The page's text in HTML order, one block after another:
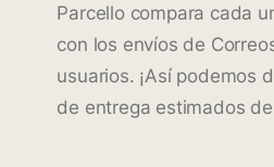
Parcello compara cada
con los envíos de
usuarios. ¡Así podemos
de entrega estimados